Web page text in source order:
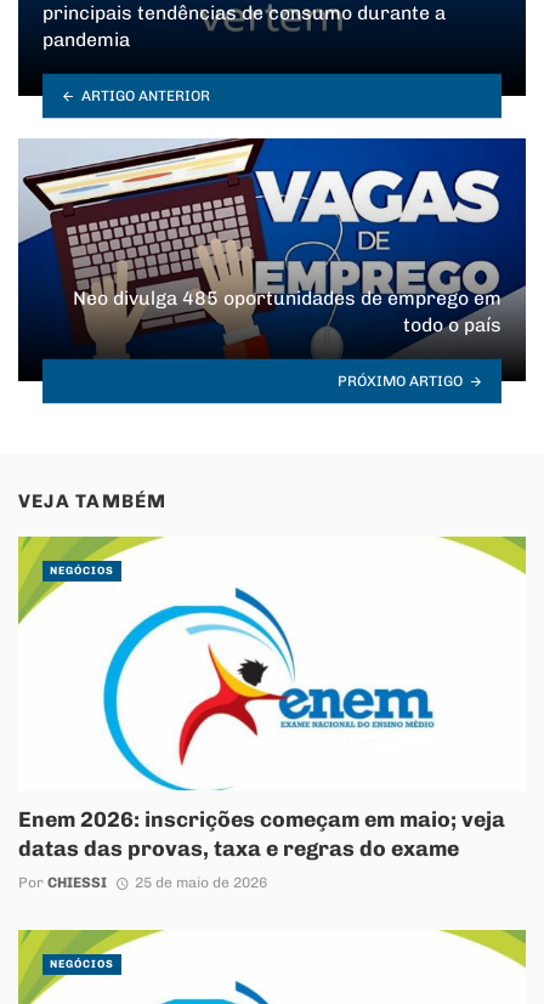
principais tendências de consumo durante a
pandemia
ARTIGO ANTERIOR
Neo divulga 485 oportunidades de emprego em
todo o país
PRÓXIMO ARTIGO
VEJA TAMBÉM
Enem 2026: inscrições começam em maio; veja
datas das provas, taxa e regras do exame
Por CHIESSI 25 de maio de 2026
NEGÓCIOS
NEGÓCIOS